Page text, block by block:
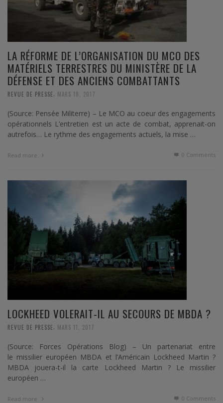
LA RÉFORME DE L’ORGANISATION DU MCO DES
MATÉRIELS TERRESTRES DU MINISTÈRE DE LA
DÉFENSE ET DES ANCIENS COMBATTANTS
REVUE DE PRESSE MARS 18, 2017
(Source: Pensée Militerre) – Le MCO au coeur des engagements
opérationnels L’entretien est un acte de combat, apprenait-on
autrefois… Le rythme des engagements actuels, la mise …
Read more 0 Comments
LOCKHEED VOLERAIT-IL AU SECOURS DE MBDA ?
REVUE DE PRESSE MARS 11, 2017
(Source: Forces Opérations Blog) – Un partenariat entre
le missilier européen MBDA et l’Américain Lockheed Martin ?
MBDA jouera-t-il la carte Lockheed Martin ? Le missilier
européen …
Read more 0 Comments